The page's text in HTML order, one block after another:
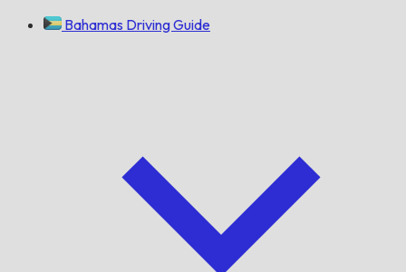
Bahamas Driving Guide